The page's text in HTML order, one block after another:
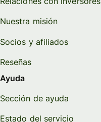
Nuestra misión
Socios y afiliados
Reseñas
Ayuda
Sección de ayuda
Estado del servicio